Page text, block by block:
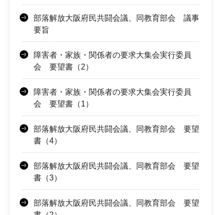
部落解放大阪府民共闘会議、同教育部会 議事
要旨
障害者・家族・関係者の要求大集会実行委員
会 要望書（2）
障害者・家族・関係者の要求大集会実行委員
会 要望書（1）
部落解放大阪府民共闘会議、同教育部会 要望
書（4）
部落解放大阪府民共闘会議、同教育部会 要望
書（3）
部落解放大阪府民共闘会議、同教育部会 要望